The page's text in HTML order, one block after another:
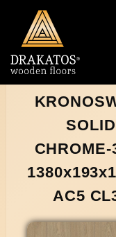
SOLID
CHROME-
AC5